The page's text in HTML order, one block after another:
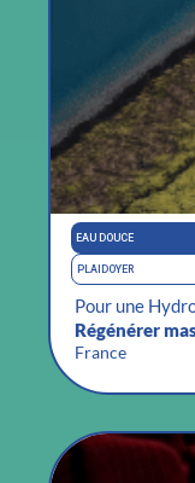
EAU DOUCE
PLAIDOYER
Pour une
Régénérer
France